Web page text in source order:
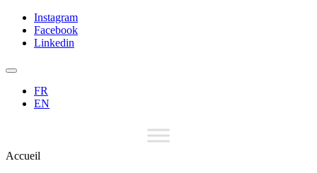
Instagram
Facebook
Linkedin
FR
EN
Accueil